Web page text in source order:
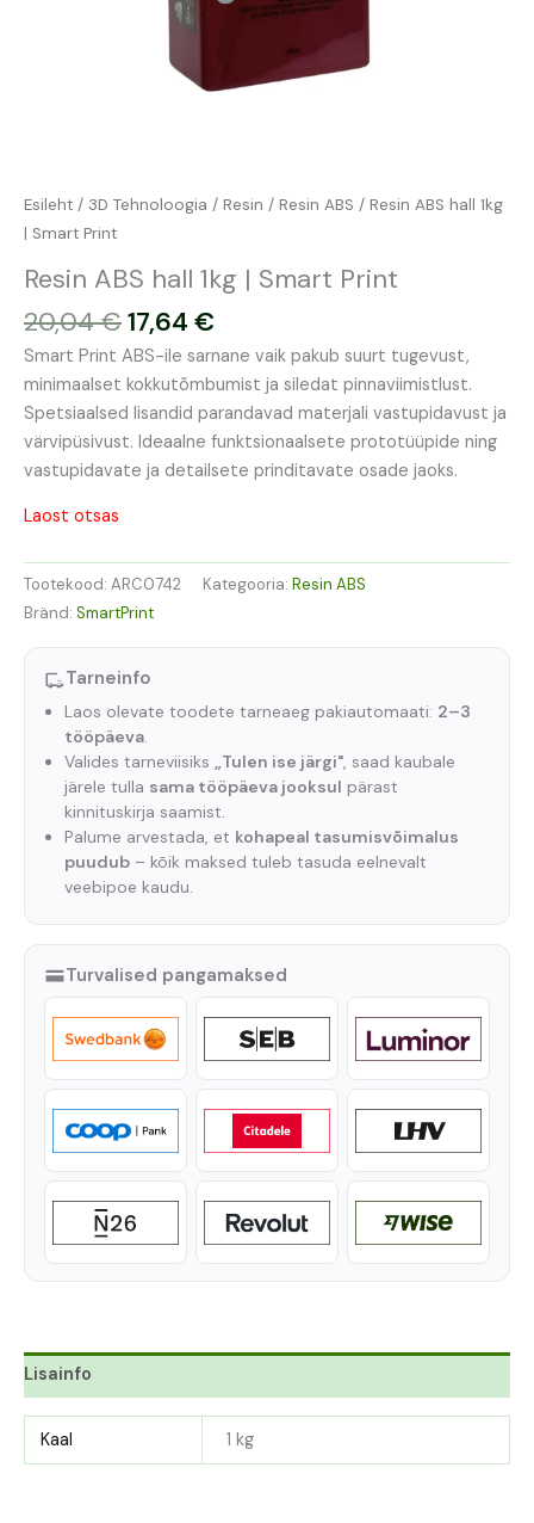
Esileht / 3D Tehnoloogia / Resin / Resin ABS / Resin ABS hall 1kg
| Smart Print
Resin ABS hall 1kg | Smart Print
20,04€17,64 €
Smart Print ABS-ile sarnane vaik pakub suurt tugevust,
minimaalset kokkutõmbumist ja siledat pinnaviimistlust.
Spetsiaalsed lisandid parandavad materjali vastupidavust ja
värvipüsivust. Ideaalne funktsionaalsete prototüüpide ning
vastupidavate ja detailsete prinditavate osade jaoks.
Laost otsas
Tootekood: ARC0742 Kategooria: Resin ABS
Bränd: SmartPrint
Tarneinfo
Laos olevate toodete tarneaeg pakiautomaati: 2–3
tööpäeva.
Valides tarneviisiks „Tulen ise järgi", saad kaubale
järele tulla sama tööpäeva jooksul pärast
kinnituskirja saamist.
Palume arvestada, et kohapeal tasumisvõimalus
puudub– kõik maksed tuleb tasuda eelnevalt
veebipoe kaudu.
Turvalised pangamaksed
Lisainfo
Kaal 1 kg